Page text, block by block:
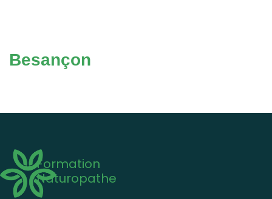
Besançon
Formation
Naturopathe